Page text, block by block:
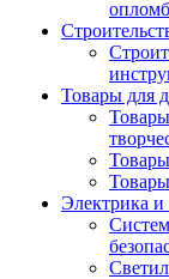
Товары для
Электрика и